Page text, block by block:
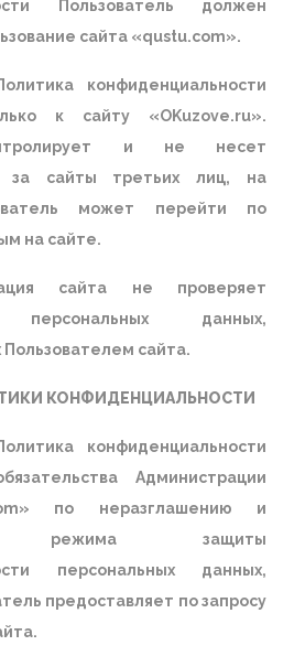
Пользователь должен
сайта «qustu.com».
конфиденциальности
к сайту «OKuzove.ru».
и не несет
за сайты третьих лиц, на
может перейти по
на сайте.
сайта не проверяет
персональных данных,
сайта.
КОНФИДЕНЦИАЛЬНОСТИ
конфиденциальности
Администрации
по неразглашению и
режима защиты
персональных данных,
предоставляет по запросу